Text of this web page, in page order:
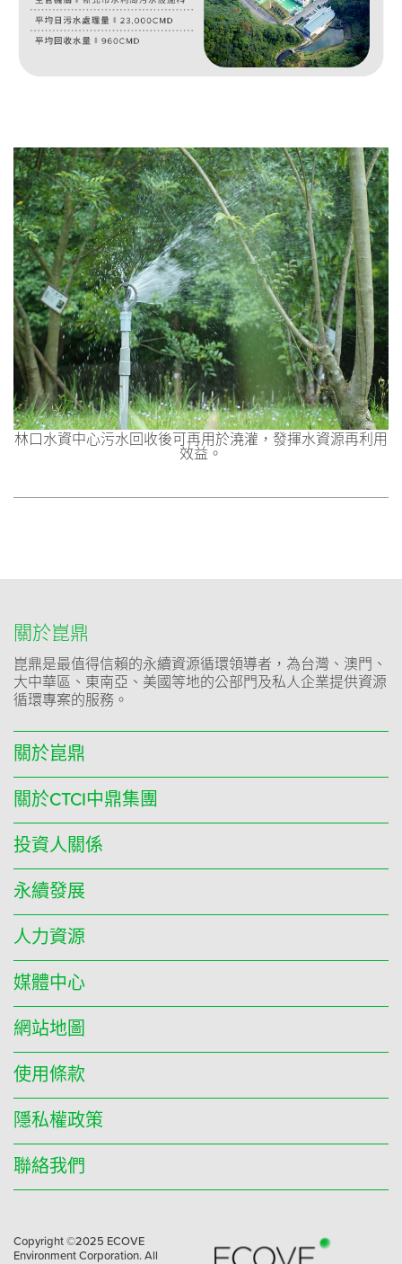
林口水資中心污水回收後可再用於澆灌，發揮水資源再利用
效益。
關於崑鼎
崑鼎是最值得信賴的永續資源循環領導者，為台灣、澳門、
大中華區、東南亞、美國等地的公部門及私人企業提供資源
循環專案的服務。
關於崑鼎
關於CTCI中鼎集團
投資人關係
永續發展
人力資源
媒體中心
網站地圖
使用條款
隱私權政策
聯絡我們
Copyright ©2025 ECOVE
Environment Corporation. All